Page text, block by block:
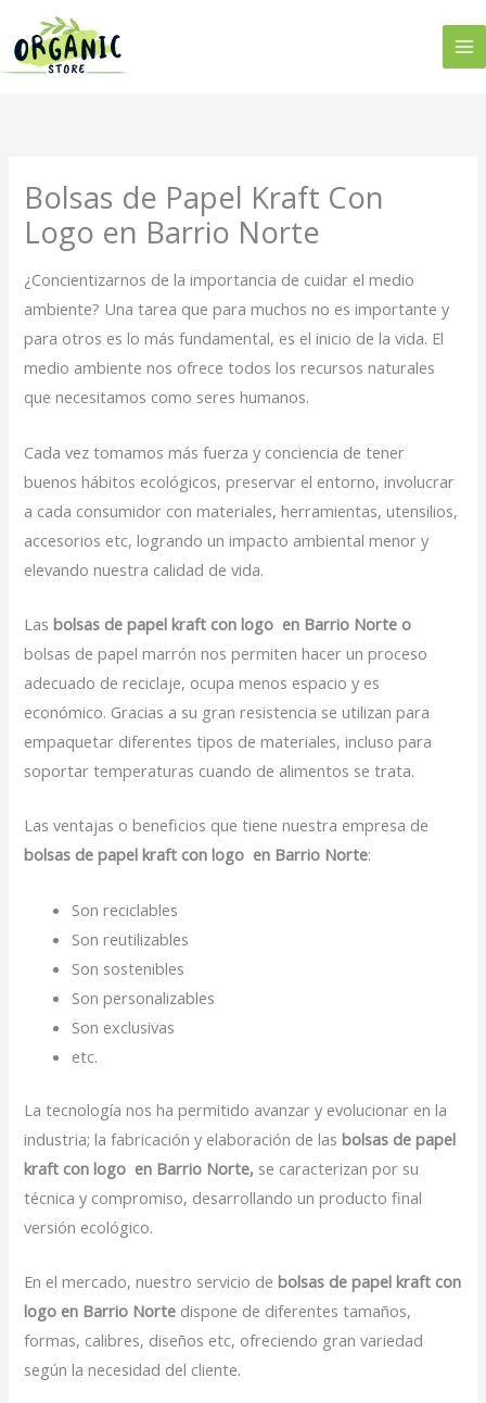
contenido
Bolsas de Papel Kraft Con
Logo en Barrio Norte
¿Concientizarnos de la importancia de cuidar el medio
ambiente? Una tarea que para muchos no es importante y
para otros es lo más fundamental, es el inicio de la vida. El
medio ambiente nos ofrece todos los recursos naturales
que necesitamos como seres humanos.
Cada vez tomamos más fuerza y conciencia de tener
buenos hábitos ecológicos, preservar el entorno, involucrar
a cada consumidor con materiales, herramientas, utensilios,
accesorios etc, logrando un impacto ambiental menor y
elevando nuestra calidad de vida.
Lasbolsas de papel kraft con logo en Barrio Norte o
bolsas de papel marrón nos permiten hacer un proceso
adecuado de reciclaje, ocupa menos espacio y es
económico. Gracias a su gran resistencia se utilizan para
empaquetar diferentes tipos de materiales, incluso para
soportar temperaturas cuando de alimentos se trata.
Las ventajas o beneficios que tiene nuestra empresa de
bolsas de papel kraft con logo en Barrio Norte:
Son reciclables
Son reutilizables
Son sostenibles
Son personalizables
Son exclusivas
etc.
La tecnología nos ha permitido avanzar y evolucionar en la
industria; la fabricación y elaboración de lasbolsas de papel
kraft con logo en Barrio Norte, se caracterizan por su
técnica y compromiso, desarrollando un producto final
versión ecológico.
En el mercado, nuestro servicio debolsas de papel kraft con
logo en Barrio Norte dispone de diferentes tamaños,
formas, calibres, diseños etc, ofreciendo gran variedad
según la necesidad del cliente.